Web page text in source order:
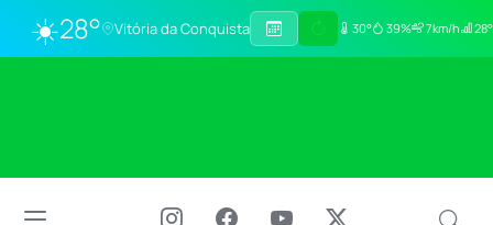
☀️28° Vitória da Conquista 30° 39% 7km/h